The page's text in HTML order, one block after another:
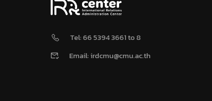
Tel: 66 5394 3661 to 8
Email: irdcmu@cmu.ac.th